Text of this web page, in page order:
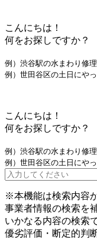
こんにちは！
何をお探しですか？
例）渋谷駅の水まわり修
例）世田谷区の土日にや
こんにちは！
何をお探しですか？
例）渋谷駅の水まわり修
例）世田谷区の土日にや
※本機能は検索内容
事業者情報の検索を
いかなる内容の検索
優劣評価・断定的判